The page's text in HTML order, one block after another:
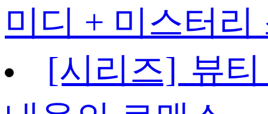
미디 + 미스터리
[시리즈] 뷰